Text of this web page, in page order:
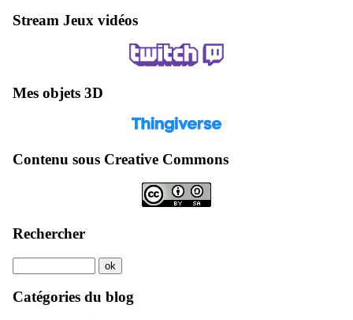
Stream Jeux vidéos
Mes objets 3D
Contenu sous Creative Commons
Rechercher
Catégories du blog